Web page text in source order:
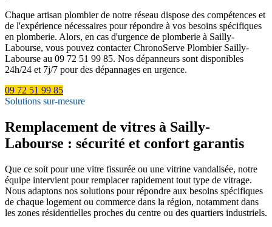
Chaque artisan plombier de notre réseau dispose des compétences et
de l'expérience nécessaires pour répondre à vos besoins spécifiques
en plomberie. Alors, en cas d'urgence de plomberie à Sailly-
Labourse, vous pouvez contacter ChronoServe Plombier Sailly-
Labourse au 09 72 51 99 85. Nos dépanneurs sont disponibles
24h/24 et 7j/7 pour des dépannages en urgence.
09 72 51 99 85
Solutions sur-mesure
Remplacement de vitres à Sailly-
Labourse : sécurité et confort garantis
Que ce soit pour une vitre fissurée ou une vitrine vandalisée, notre
équipe intervient pour remplacer rapidement tout type de vitrage.
Nous adaptons nos solutions pour répondre aux besoins spécifiques
de chaque logement ou commerce dans la région, notamment dans
les zones résidentielles proches du centre ou des quartiers industriels.